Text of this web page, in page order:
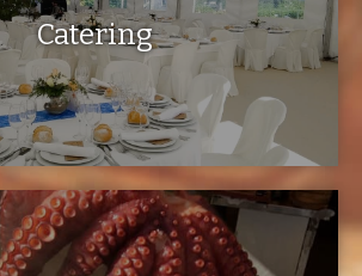
Catering